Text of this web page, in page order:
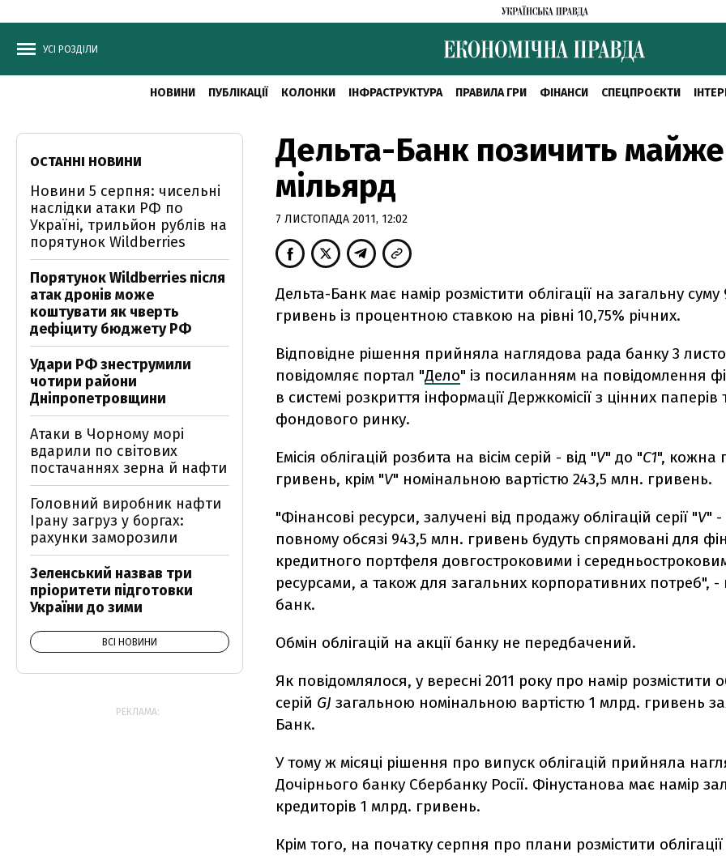
УСІ РОЗДІЛИ
НОВИНИ ПУБЛІКАЦІЇ КОЛОНКИ ІНФРАСТРУКТУРА ПРАВИЛА ГРИ ФІНАНСИ СПЕЦПРОЄКТИ
Дельта-Банк позичить майже
мільярд
7 ЛИСТОПАДА 2011, 12:02
Дельта-Банк має намір розмістити облігації на загальну
гривень із процентною ставкою на рівні 10,75% річних.
Відповідне рішення прийняла наглядова рада банку 3
повідомляє портал "Дело" із посиланням на повідомлення
в системі розкриття інформації Держкомісії з цінних паперів
фондового ринку.
Емісія облігацій розбита на вісім серій - від "V" до "C1", кожна
гривень, крім "V" номінальною вартістю 243,5 млн. гривень.
"Фінансові ресурси, залучені від продажу облігацій серії "V" -
повному обсязі 943,5 млн. гривень будуть спрямовані для
кредитного портфеля довгостроковими і
ресурсами, а також для загальних корпоративних потреб", -
банк.
Обмін облігацій на акції банку не передбачений.
Як повідомлялося, у вересні 2011 року про намір розмістити
серій GJ загальною номінальною вартістю 1 млрд. гривень
Банк.
У тому ж місяці рішення про випуск облігацій прийняла
Дочірнього банку Сбербанку Росії. Фінустанова має намір
кредиторів 1 млрд. гривень.
Крім того, на початку серпня про плани розмістити
ОСТАННІ НОВИНИ
Новини 5 серпня: чисельні
наслідки атаки РФ по
Україні, трильйон рублів на
порятунок Wildberries
Порятунок Wildberries після
атак дронів може
коштувати як чверть
дефіциту бюджету РФ
Удари РФ знеструмили
чотири райони
Дніпропетровщини
Атаки в Чорному морі
вдарили по світових
постачаннях зерна й нафти
Головний виробник нафти
Ірану загруз у боргах:
рахунки заморозили
Зеленський назвав три
пріоритети підготовки
України до зими
ВСІ НОВИНИ
РЕКЛАМА: